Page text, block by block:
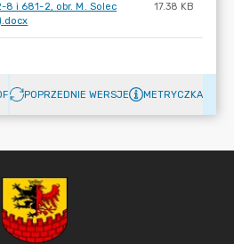
i 681-2, obr. M. Solec
17.38 KB
POPRZEDNIE WERSJE METRYCZKA